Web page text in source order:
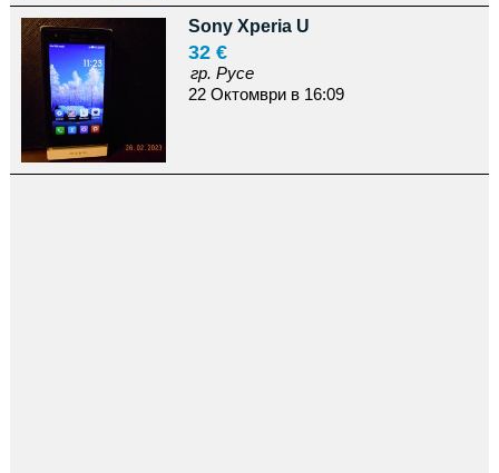
Sony Xperia U
32 €
гр. Русе
22 Октомври в 16:09